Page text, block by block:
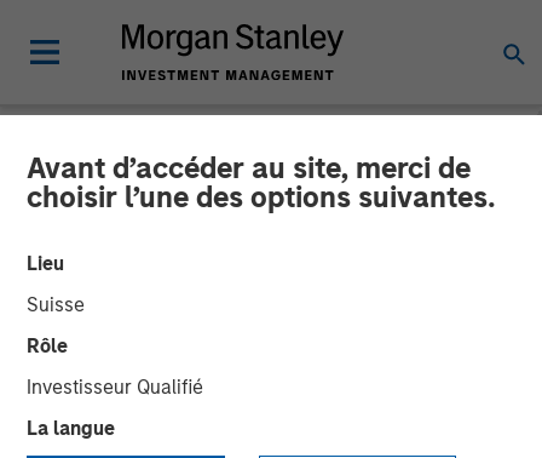
Avant d’accéder au site, merci de
choisir l’une des options suivantes.
Lieu
Suisse
Rôle
Investisseur Qualifié
La langue
Real Estate Outlook with
Brian Niles
06 AVRIL 2026
Managing Director